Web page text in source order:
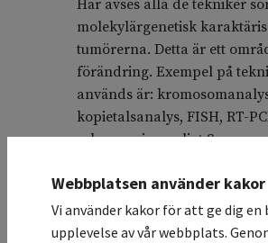
Här avses alla de tekniker
molekylärgenetisk
tumörerna. Detta är ett
förändring. Exempel på
används är:
kopietalsanalys, FISH, RT-
sekvensering enligt Sanger
Vid diagnostiserandet av
tumörer, inklusive flertalet
Webbplatsen använder kakor
Vi använder kakor för att ge dig
upplevelse av vår webbplats.